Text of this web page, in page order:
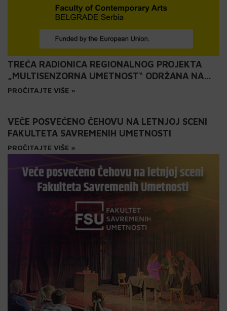
TREĆA RADIONICA REGIONALNOG PROJEKTA
„MULTISENZORNA UMETNOST“ ODRŽANA NA
FSU: KERAMIKA
PROČITAJTE VIŠE »
VEČE POSVEĆENO ČEHOVU NA LETNJOJ SCENI
FAKULTETA SAVREMENIH UMETNOSTI
PROČITAJTE VIŠE »